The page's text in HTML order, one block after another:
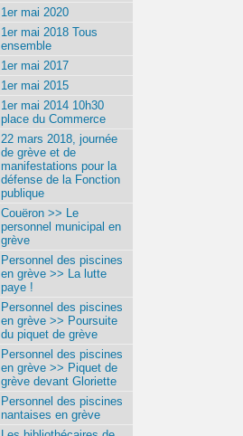
1er mai 2020
1er mai 2018 Tous
ensemble
1er mai 2017
1er mai 2015
1er mai 2014 10h30
place du Commerce
22 mars 2018, journée
de grève et de
manifestations pour la
défense de la Fonction
publique
Couëron >> Le
personnel municipal en
grève
Personnel des piscines
en grève >> La lutte
paye !
Personnel des piscines
en grève >> Poursuite
du piquet de grève
Personnel des piscines
en grève >> Piquet de
grève devant Gloriette
Personnel des piscines
nantaises en grève